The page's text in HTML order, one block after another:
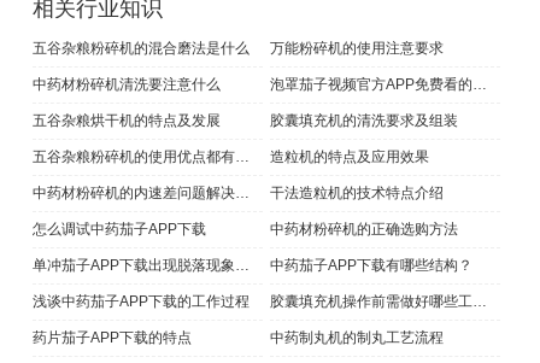
相关行业知识
五谷杂粮粉碎机的混合磨法是什么 万能粉碎机的使用注意要求
中药材粉碎机清洗要注意什么 泡罩茄子视频官方APP免费看的特点
五谷杂粮烘干机的特点及发展 胶囊填充机的清洗要求及组装
五谷杂粮粉碎机的使用优点都有哪些 造粒机的特点及应用效果
中药材粉碎机的内速差问题解决方案及安装要求 干法造粒机的技术特点介绍
怎么调试中药茄子APP下载 中药材粉碎机的正确选购方法
单冲茄子APP下载出现脱落现象怎么办 中药茄子APP下载有哪些结构？
浅谈中药茄子APP下载的工作过程 胶囊填充机操作前需做好哪些工作？
药片茄子APP下载的特点 中药制丸机的制丸工艺流程